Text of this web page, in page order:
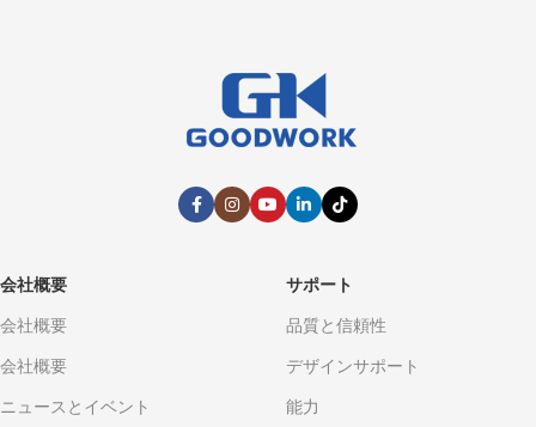
会社概要
会社概要
会社概要
ニュースとイベント
サポート
品質と信頼性
デザインサポート
能力